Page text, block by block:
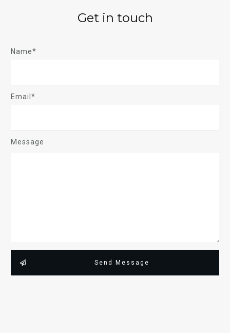
Get in touch
Name*
Email*
Message
Send Message